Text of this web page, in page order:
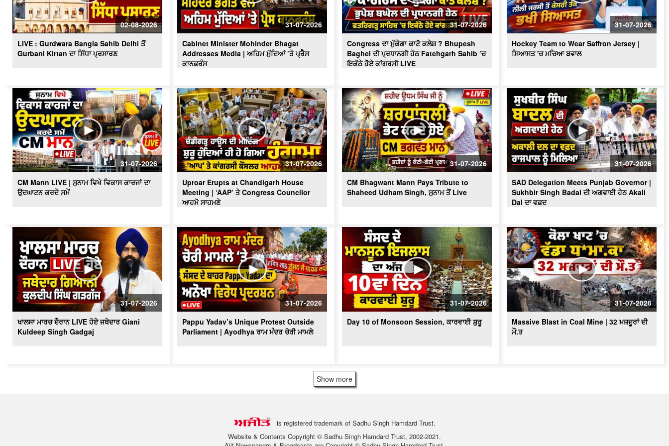
Massive Blast in Coal Mine | 32
ਮਜ਼ਦੂਰਾਂ ਦੀ ਮੌ.ਤ
02-08-2026
LIVE : Gurdwara Bangla Sahib Delhi ਤੋਂ
Gurbani Kirtan ਦਾ ਸਿੱਧਾ ਪ੍ਰਸਾਰਣ
31-07-2026
Cabinet Minister Mohinder Bhagat
Addresses Media | ਅਹਿਮ ਮੁੱਦਿਆਂ ’ਤੇ ਪ੍ਰੈਸ
ਕਾਨਫ਼ਰੰਸ
31-07-2026
Congress ਦਾ ਮੁੱਕੇਗਾ ਕਾਟੋ ਕਲੇਸ਼ ? Bhupesh
Baghel ਦੀ ਪ੍ਰਧਾਨਗੀ ਹੇਠ Fatehgarh Sahib ’ਚ
ਇਕੱਠੇ ਹੋਏ ਕਾਂਗਰਸੀ LIVE
31-07-2026
Hockey Team to Wear Saffron Jersey |
ਸਿਆਸਤ 'ਚ ਮਚਿਆ ਬਵਾਲ
31-07-2026
CM Mann LIVE | ਸੁਨਾਮ ਵਿਖੇ ਵਿਕਾਸ ਕਾਰਜਾਂ ਦਾ
ਉਦਘਾਟਨ ਕਰਦੇ ਸਮੇਂ
31-07-2026
Uproar Erupts at Chandigarh House
Meeting | ‘AAP’ ਤੇ Congress Councilor
ਆਹਮੋ ਸਾਹਮਣੇ
31-07-2026
CM Bhagwant Mann Pays Tribute to
Shaheed Udham Singh, ਸੁਨਾਮ ਤੋਂ Live
31-07-2026
SAD Delegation Meets Punjab Governor |
Sukhbir Singh Badal ਦੀ ਅਗਵਾਈ ਹੇਠ Akali
Dal ਦਾ ਵਫ਼ਦ
31-07-2026
ਖਾਲਸਾ ਮਾਰਚ ਦੌਰਾਨ LIVE ਹੋਏ ਜਥੇਦਾਰ Giani
Kuldeep Singh Gadgaj
31-07-2026
Pappu Yadav’s Unique Protest Outside
Parliament | Ayodhya ਰਾਮ ਮੰਦਰ ਚੋਰੀ ਮਾਮਲੇ
31-07-2026
Day 10 of Monsoon Session, ਕਾਰਵਾਈ ਸ਼ੁਰੂ
31-07-2026
Massive Blast in Coal Mine | 32 ਮਜ਼ਦੂਰਾਂ ਦੀ
ਮੌ.ਤ
Show more
is registered trademark of Sadhu Singh Hamdard Trust.
Website & Contents Copyright © Sadhu Singh Hamdard Trust, 2002-2021.